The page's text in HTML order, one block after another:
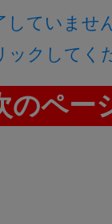
していませ
ックしてく
のペー